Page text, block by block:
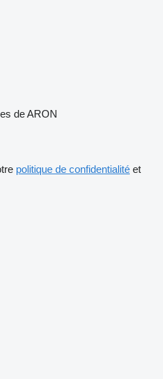
de ARON
politique de confidentialité et